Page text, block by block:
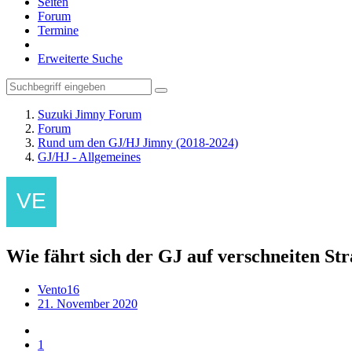
Forum
Termine
Erweiterte Suche
Suzuki Jimny Forum
Forum
Rund um den GJ/HJ Jimny (2018-2024)
GJ/HJ - Allgemeines
Wie fährt sich der GJ auf verschneiten
Vento16
21. November 2020
1